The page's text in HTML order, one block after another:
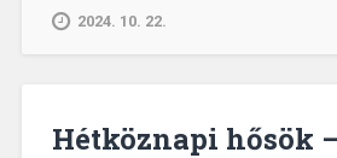
védelmének
Judit
2024. 10. 22.
Hétköznapi hősök